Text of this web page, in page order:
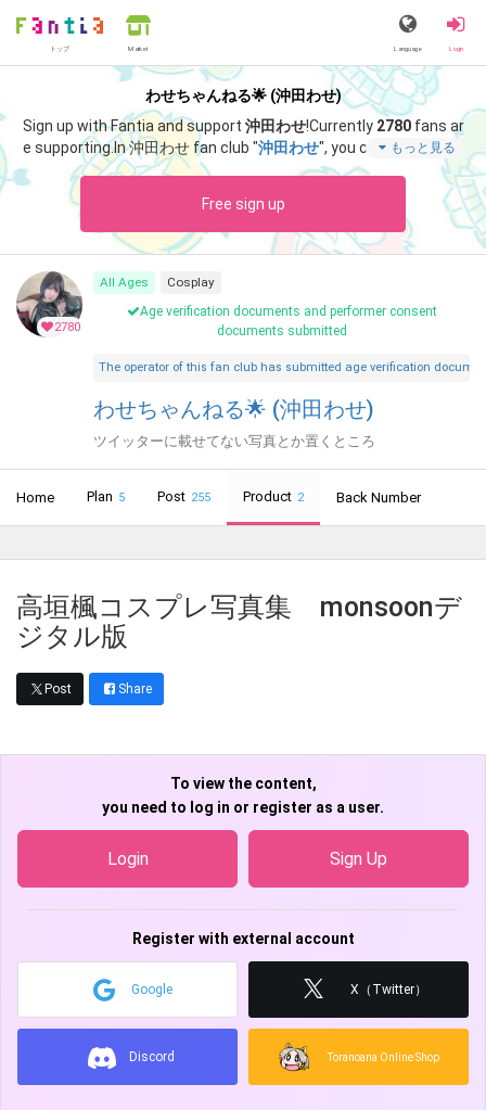
トップ Market Language Login
わせちゃんねる🌟 (沖田わせ)
Sign up with Fantia and support 沖田わせ!Currently 2780fans ar
e supporting.In 沖田わせ fan club "沖田わせ", you can enjoy spec
ial content such as "
令和8年8月8日".
もっと見る
Free sign up
2780
All Ages
Cosplay
Age verification documents and performer consent
documents submitted
The operator of this fan club has submitted age verification
わせちゃんねる🌟 (沖田わせ)
ツイッターに載せてない写真とか置くところ
Home Plan 5 Post 255 Product 2 Back Number
高垣楓コスプレ写真集 monsoonデ
ジタル版
Post Share
To view the content,
you need to log in or register as a user.
Login Sign Up
Register with external account
Google X（Twitter）
Discord Toranoana Online Shop